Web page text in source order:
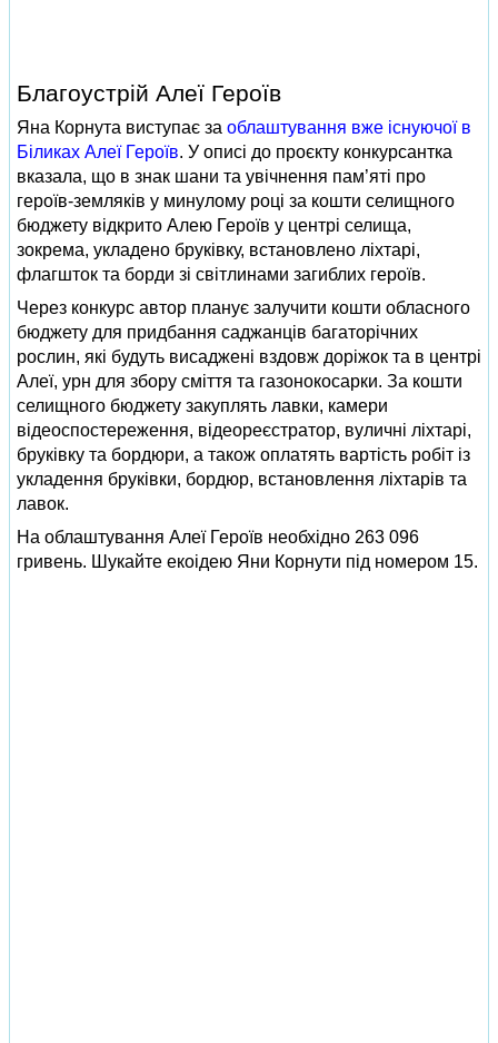
Благоустрій Алеї Героїв
Яна Корнута виступає за облаштування вже існуючої в
Біликах Алеї Героїв. У описі до проєкту конкурсантка
вказала, що в знак шани та увічнення пам’яті про
героїв-земляків у минулому році за кошти селищного
бюджету відкрито Алею Героїв у центрі селища,
зокрема, укладено бруківку, встановлено ліхтарі,
флагшток та борди зі світлинами загиблих героїв.
Через конкурс автор планує залучити кошти обласного
бюджету для придбання саджанців багаторічних
рослин, які будуть висаджені вздовж доріжок та в центрі
Алеї, урн для збору сміття та газонокосарки. За кошти
селищного бюджету закуплять лавки, камери
відеоспостереження, відеореєстратор, вуличні ліхтарі,
бруківку та бордюри, а також оплатять вартість робіт із
укладення бруківки, бордюр, встановлення ліхтарів та
лавок.
На облаштування Алеї Героїв необхідно 263 096
гривень. Шукайте екоідею Яни Корнути під номером 15.